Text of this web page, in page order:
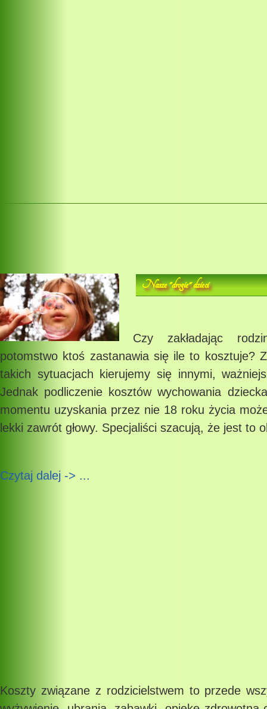
Nasze "drogie" dzieci
Czy zakładając
potomstwo ktoś zastanawia się ile to kosztuje?
takich sytuacjach kierujemy się innymi,
Jednak podliczenie kosztów wychowania
momentu uzyskania przez nie 18 roku życia
lekki zawrót głowy. Specjaliści szacują, że jest to
Czytaj dalej -> ...
Koszty związane z rodzicielstwem to przede